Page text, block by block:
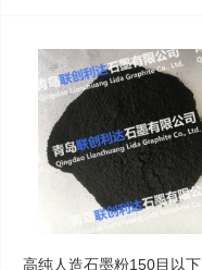
高纯人造石墨粉150目以下